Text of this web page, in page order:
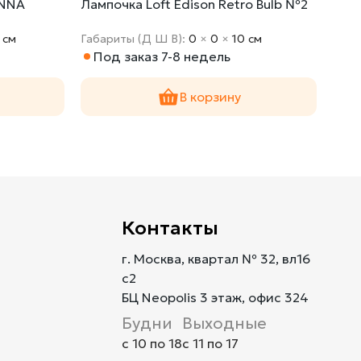
cм
Лампочка Loft Edison Retro Bulb №2
Габариты (Д Ш В):0 ×0 ×10 cм
Под заказ 7-8 недель
В корзину
Контакты
г. Москва, квартал № 32, вл16
с2
БЦ Neopolis 3 этаж, офис 324
Будни
с 10 по 18
Выходные
с 11 по 17